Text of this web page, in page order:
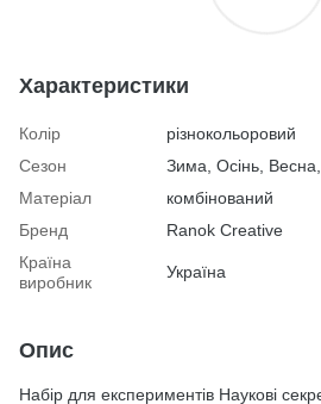
Характеристики
Колір
різнокольоровий
Сезон
Зима, Осінь, Весна,
Матеріал
комбінований
Бренд
Ranok Creative
Країна
виробник
Україна
Опис
Набір для експериментів Наукові